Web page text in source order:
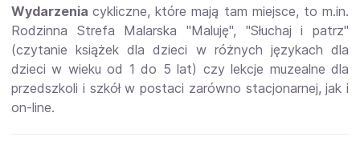
Wydarzeniacykliczne, które mają tam miejsce, to m.in.
Rodzinna Strefa Malarska "Maluję", "Słuchaj i patrz"
(czytanie książek dla dzieci w różnych językach dla
dzieci w wieku od 1 do 5 lat) czy lekcje muzealne dla
przedszkoli i szkół w postaci zarówno stacjonarnej, jak i
on-line.